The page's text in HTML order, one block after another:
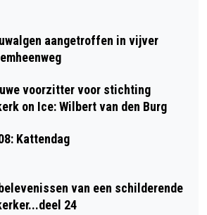
VOORTGANG
PAASBOS
MENSINK OVERLEDEN
aangetroffen in vijver
voorzitter voor stichting
on Ice: Wilbert van den Burg
Kattendag
van een schilderende
24